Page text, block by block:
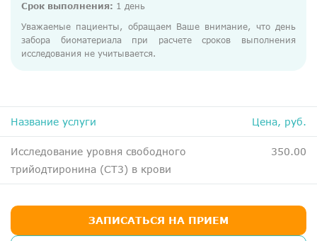
Чекапы
О компании
Контакты
Справка для налоговой
Вакансии
Срок выполнения: 1 день
Уважаемые пациенты, обращаем Ваше внимание, что день
забора биоматериала при расчете сроков выполнения
исследования не учитывается.
Название услуги Цена, руб.
Исследование уровня свободного
трийодтиронина (СТ3) в крови
350.00
ЗАПИСАТЬСЯ НА ПРИЕМ